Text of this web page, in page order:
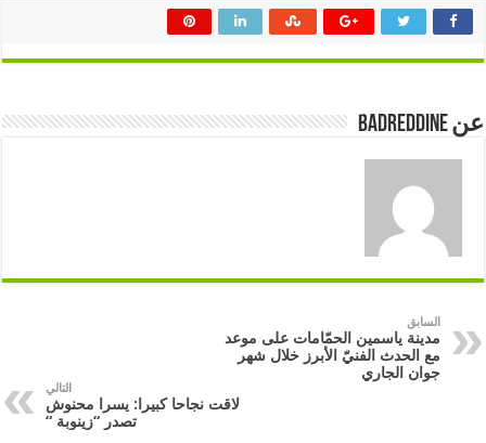
عن badreddine
السابق
مدينة ياسمين الحمّامات على موعد
مع الحدث الفنيّ الأبرز خلال شهر
جوان الجاري
التالي
لاقت نجاحا كبيرا: يسرا محنوش
تصدر “زينوبة “